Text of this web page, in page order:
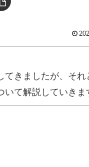
てきましたが、それ
て解説していきま